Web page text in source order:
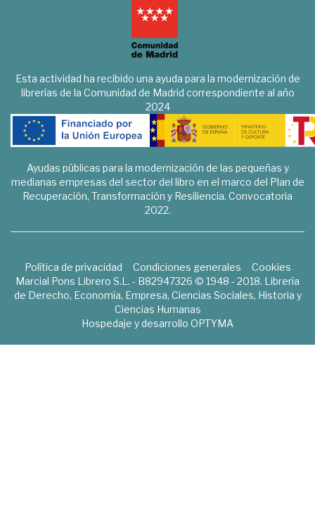
Esta actividad ha recibido una ayuda para la modernización de
librerías de la Comunidad de Madrid correspondiente al año
2024
Ayudas públicas para la modernización de las pequeñas y
medianas empresas del sector del libro en el marco del Plan de
Recuperación, Transformación y Resiliencia. Convocatoria
2022.
Política de privacidad Condiciones generales
Cookies
Marcial Pons Librero S.L. - B82947326 © 1948 - 2018. Librería
de Derecho, Economía, Empresa, Ciencias Sociales, Historia y
Ciencias Humanas
Hospedaje y desarrollo OPTYMA